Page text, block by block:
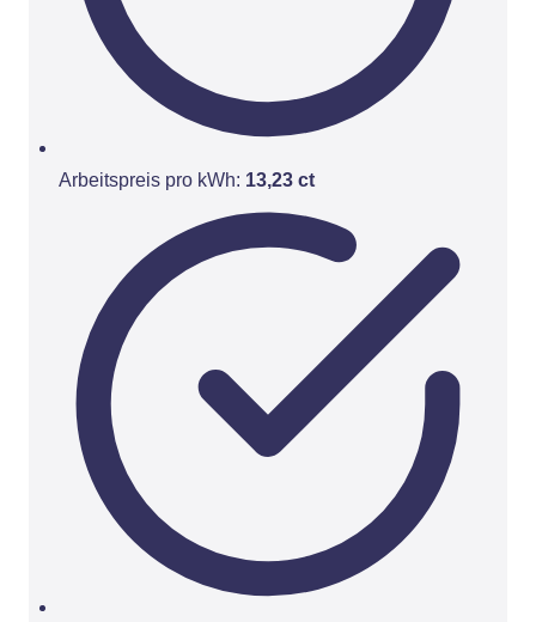
Arbeitspreis pro kWh: 13,23 ct